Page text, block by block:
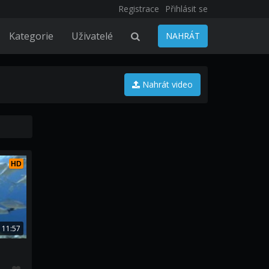
Registrace Přihlásit se
Kategorie Uživatelé NAHRÁT
Nahrát video
HD
11:57